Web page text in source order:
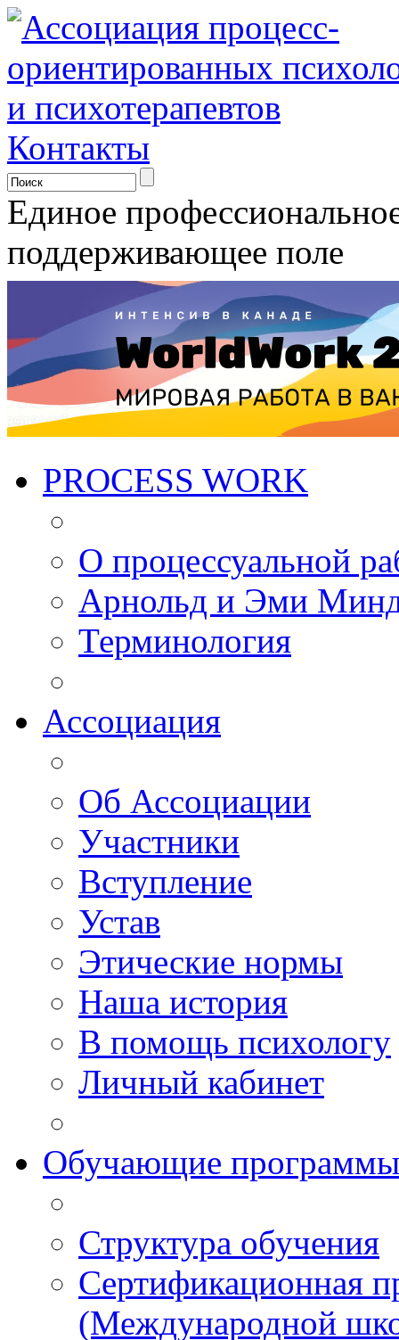
Контакты
Единое
поддерживающее поле
PROCESS WORK
О процессуальной
Арнольд и Эми
Терминология
Ассоциация
Об Ассоциации
Участники
Вступление
Устав
Этические нормы
Наша история
В помощь психологу
Личный кабинет
Обучающие программы
Структура обучения
Сертификационная
(Международной